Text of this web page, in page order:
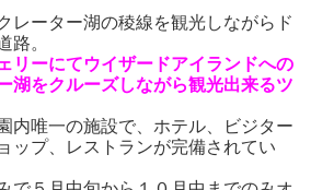
レーター湖の稜線を観光しながらド
路。
リーにてウイザードアイランドへの
湖をクルーズしながら観光出来るツ
内唯一の施設で、ホテル、ビジター
ップ、レストランが完備されてい